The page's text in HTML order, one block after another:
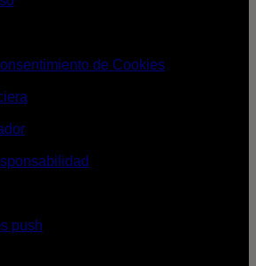
de Cookies
push